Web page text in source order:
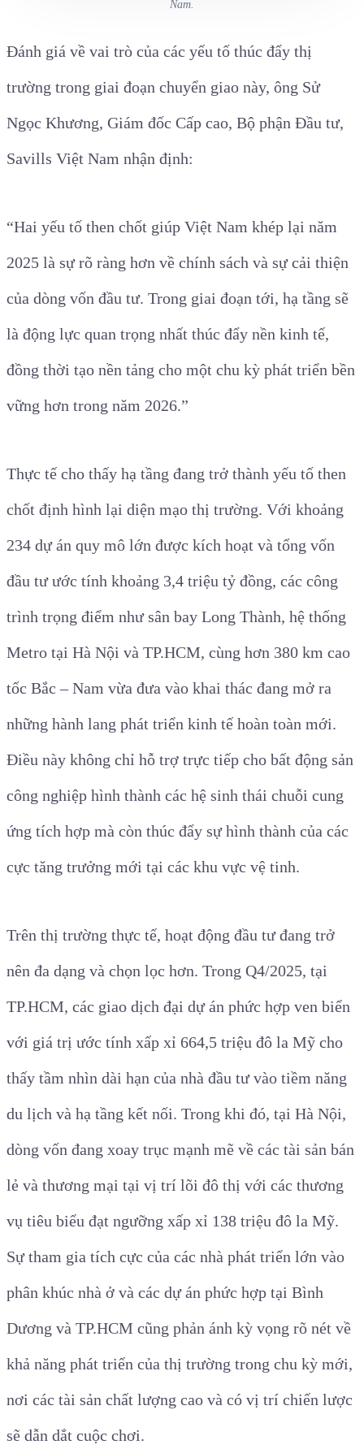
Nam.
Đánh giá về vai trò của các yếu tố thúc đẩy thị
trường trong giai đoạn chuyển giao này, ông Sử
Ngọc Khương, Giám đốc Cấp cao, Bộ phận Đầu tư,
Savills Việt Nam nhận định:
“Hai yếu tố then chốt giúp Việt Nam khép lại năm
2025 là sự rõ ràng hơn về chính sách và sự cải thiện
của dòng vốn đầu tư. Trong giai đoạn tới, hạ tầng sẽ
là động lực quan trọng nhất thúc đẩy nền kinh tế,
đồng thời tạo nền tảng cho một chu kỳ phát triển bền
vững hơn trong năm 2026.”
Thực tế cho thấy hạ tầng đang trở thành yếu tố then
chốt định hình lại diện mạo thị trường. Với khoảng
234 dự án quy mô lớn được kích hoạt và tổng vốn
đầu tư ước tính khoảng 3,4 triệu tỷ đồng, các công
trình trọng điểm như sân bay Long Thành, hệ thống
Metro tại Hà Nội và TP.HCM, cùng hơn 380 km cao
tốc Bắc – Nam vừa đưa vào khai thác đang mở ra
những hành lang phát triển kinh tế hoàn toàn mới.
Điều này không chỉ hỗ trợ trực tiếp cho bất động sản
công nghiệp hình thành các hệ sinh thái chuỗi cung
ứng tích hợp mà còn thúc đẩy sự hình thành của các
cực tăng trưởng mới tại các khu vực vệ tinh.
Trên thị trường thực tế, hoạt động đầu tư đang trở
nên đa dạng và chọn lọc hơn. Trong Q4/2025, tại
TP.HCM, các giao dịch đại dự án phức hợp ven biển
với giá trị ước tính xấp xỉ 664,5 triệu đô la Mỹ cho
thấy tầm nhìn dài hạn của nhà đầu tư vào tiềm năng
du lịch và hạ tầng kết nối. Trong khi đó, tại Hà Nội,
dòng vốn đang xoay trục mạnh mẽ về các tài sản bán
lẻ và thương mại tại vị trí lõi đô thị với các thương
vụ tiêu biểu đạt ngưỡng xấp xỉ 138 triệu đô la Mỹ.
Sự tham gia tích cực của các nhà phát triển lớn vào
phân khúc nhà ở và các dự án phức hợp tại Bình
Dương và TP.HCM cũng phản ánh kỳ vọng rõ nét về
khả năng phát triển của thị trường trong chu kỳ mới,
nơi các tài sản chất lượng cao và có vị trí chiến lược
sẽ dẫn dắt cuộc chơi.